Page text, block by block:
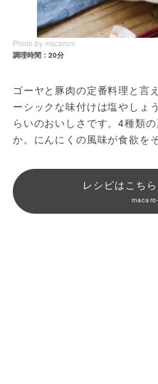
Photo by macaroni
調理時間：20分
ゴーヤと豚肉の定番料理と言
ーシックな味付けは塩やしょ
らいのおいしさです。4種類
か。にんにくの風味が食欲を
レシピはこち